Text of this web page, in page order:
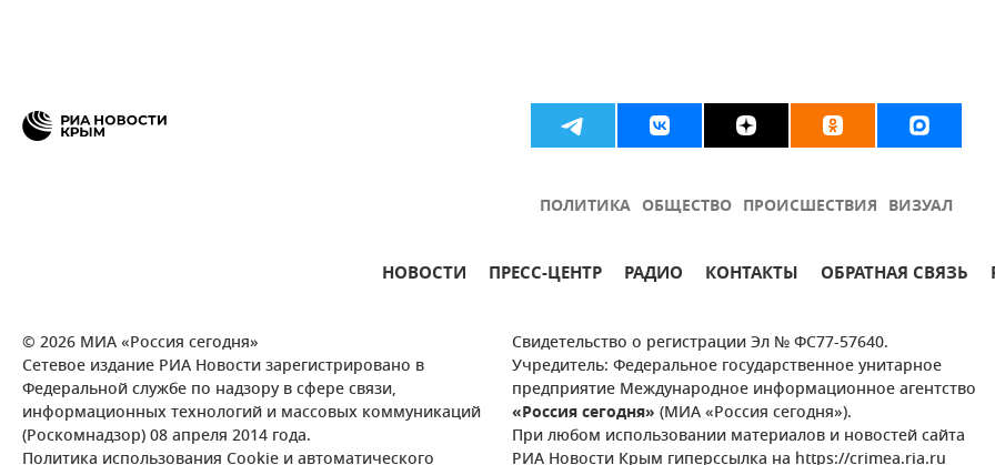
ПОЛИТИКА ОБЩЕСТВО ПРОИСШЕСТВИЯ ВИЗУАЛ
НОВОСТИ ПРЕСС-ЦЕНТР РАДИО КОНТАКТЫ ОБРАТНАЯ СВЯЗЬ
© 2026 МИА «Россия сегодня»
Сетевое издание РИА Новости зарегистрировано в
Федеральной службе по надзору в сфере связи,
информационных технологий и массовых коммуникаций
(Роскомнадзор) 08 апреля 2014 года.
Свидетельство о регистрации Эл № ФС77-57640.
Учредитель: Федеральное государственное унитарное
предприятие Международное информационное агентство
«Россия сегодня» (МИА «Россия сегодня»).
При любом использовании материалов и новостей сайта